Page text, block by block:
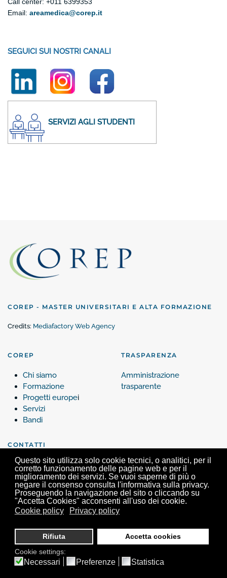
Questo sito utilizza solo cookie tecnici, o analitici, per il
corretto funzionamento delle pagine web e per il
miglioramento dei servizi. Se vuoi saperne di più o
negare il consenso consulta l'informativa sulla privacy.
Proseguendo la navigazione del sito o cliccando su
"Accetta Cookies" acconsenti all'uso dei cookie.
Cookie policy
Privacy policy
Rifiuta
Accetta cookies
Cookie settings:
Necessari Preferenze Statistica
Email: areamedica@corep.it
SEGUICI SUI NOSTRI CANALI
SERVIZI AGLI STUDENTI
COREP - MASTER UNIVERSITARI E ALTA FORMAZIONE
Credits: Mediafactory Web Agency
COREP
Chi siamo
Formazione
Progetti europei
Servizi
Bandi
TRASPARENZA
Amministrazione
trasparente
CONTATTI
Contattaci
Corep, Via Verdi 25 - 10124 Torino - Tel. +39 011 63.99.200 -